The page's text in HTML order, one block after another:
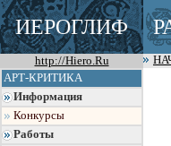
ИЕРОГЛИФ
http://Hiero.Ru
АРТ-КРИТИКА
Информация
Конкурсы
Работы